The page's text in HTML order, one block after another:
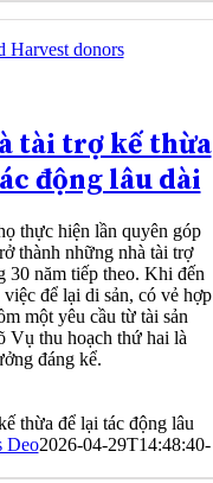
tài trợ kế thừa
động lâu dài
thực hiện lần quyên góp
thành những nhà tài trợ
30 năm tiếp theo. Khi đến
để lại di sản, có vẻ hợp
một yêu cầu từ tài sản
Vụ thu hoạch thứ hai là
đáng kể.
thừa để lại tác động lâu
Deo2026-04-29T14:48:40-